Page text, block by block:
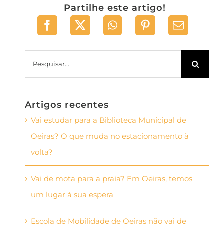
Partilhe este artigo!
Artigos recentes
Vai estudar para a Biblioteca Municipal de
Oeiras? O que muda no estacionamento à
volta?
Vai de mota para a praia? Em Oeiras, temos
um lugar à sua espera
Escola de Mobilidade de Oeiras não vai de